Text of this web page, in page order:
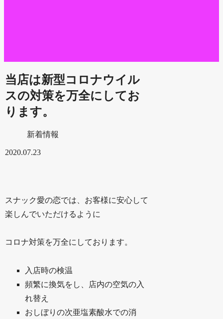
当店は新型コロナウイル
スの対策を万全にしてお
ります。
新着情報
2020.07.23
スナック愛の恋では、お客様に安心して
楽しんでいただけるように
コロナ対策を万全にしております。
入店時の検温
頻繁に換気をし、店内の空気の入
れ替え
おしぼりの次亜塩素酸水での消